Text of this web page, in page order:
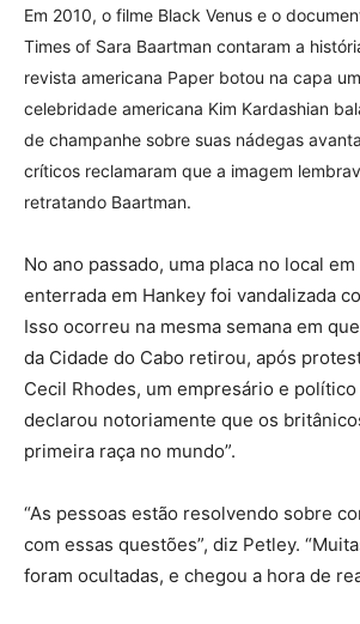
Em 2010, o filme Black Venus e o
Times of Sara Baartman contaram a
revista americana Paper botou na capa
celebridade americana Kim Kardashian
de champanhe sobre suas nádegas
críticos reclamaram que a imagem
retratando Baartman.
No ano passado, uma placa no local
enterrada em Hankey foi vandalizada
Isso ocorreu na mesma semana em
da Cidade do Cabo retirou, após
Cecil Rhodes, um empresário e
declarou notoriamente que os
primeira raça no mundo”.
“As pessoas estão resolvendo sobre
com essas questões”, diz Petley.
foram ocultadas, e chegou a hora de